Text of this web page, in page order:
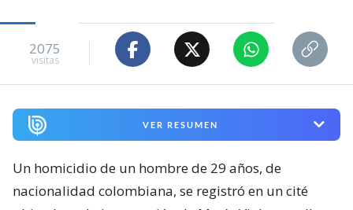
2075
visitas
VER RESUMEN
Un homicidio de un hombre de 29 años, de
nacionalidad colombiana, se registró en un cité